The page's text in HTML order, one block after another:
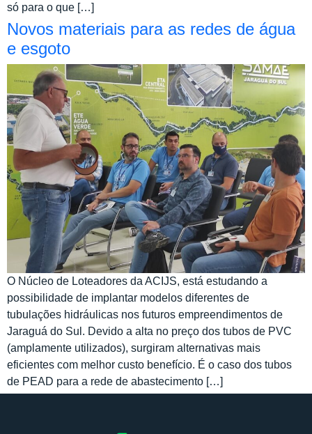
só para o que […]
Novos materiais para as redes de água
e esgoto
O Núcleo de Loteadores da ACIJS, está estudando a
possibilidade de implantar modelos diferentes de
tubulações hidráulicas nos futuros empreendimentos de
Jaraguá do Sul. Devido a alta no preço dos tubos de PVC
(amplamente utilizados), surgiram alternativas mais
eficientes com melhor custo benefício. É o caso dos tubos
de PEAD para a rede de abastecimento […]